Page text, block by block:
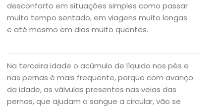
desconforto em situações simples como passar
muito tempo sentado, em viagens muito longas
e até mesmo em dias muito quentes.
Na terceira idade o acúmulo de líquido nos pés e
nas pernas é mais frequente, porque com avanço
da idade, as válvulas presentes nas veias das
pernas, que ajudam o sangue a circular, vão se